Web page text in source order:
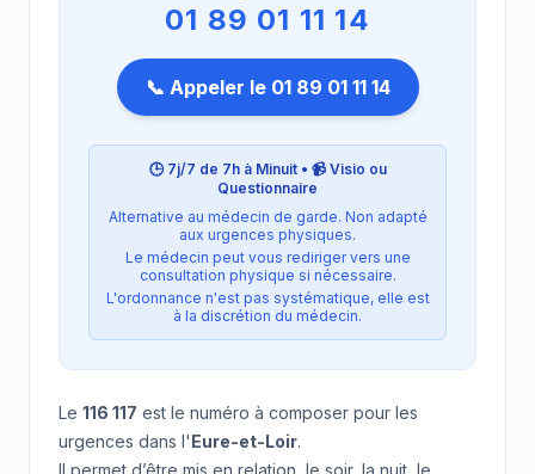
01 89 01 11 14
📞 Appeler le 01 89 01 11 14
🕒 7j/7 de 7h à Minuit • 📹 Visio ou
Questionnaire
Alternative au médecin de garde. Non adapté
aux urgences physiques.
Le médecin peut vous rediriger vers une
consultation physique si nécessaire.
L'ordonnance n'est pas systématique, elle est
à la discrétion du médecin.
Le 116 117 est le numéro à composer pour les
urgences dans l'Eure-et-Loir.
Il permet d’être mis en relation, le soir, la nuit, le